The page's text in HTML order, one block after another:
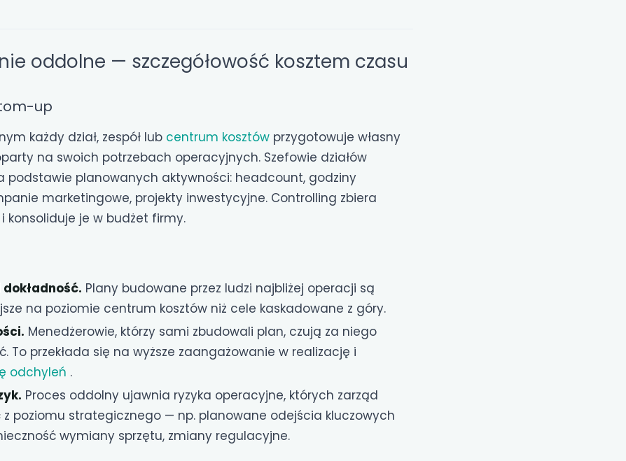
oddolne — szczegółowość kosztem czasu
up
każdy dział, zespół lub centrum kosztów przygotowuje własny
na swoich potrzebach operacyjnych. Szefowie działów
podstawie planowanych aktywności: headcount, godziny
marketingowe, projekty inwestycyjne. Controlling zbiera
konsoliduje je w budżet firmy.
dokładność. Plany budowane przez ludzi najbliżej operacji są
na poziomie centrum kosztów niż cele kaskadowane z góry.
Menedżerowie, którzy sami zbudowali plan, czują za niego
To przekłada się na wyższe zaangażowanie w realizację i
odchyleń .
Proces oddolny ujawnia ryzyka operacyjne, których zarząd
z poziomu strategicznego — np. planowane odejścia kluczowych
wymiany sprzętu, zmiany regulacyjne.